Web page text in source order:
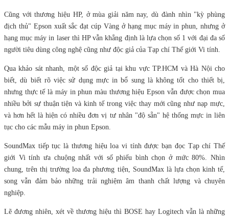
Cũng với thương hiệu HP, ở mùa giải năm nay, dù đành nhìn "kỳ phùng
địch thủ" Epson xuất sắc đạt cúp Vàng ở hạng mục máy in phun, nhưng ở
hạng mục máy in laser thì HP vẫn khẳng định là lựa chọn số 1 với đại đa số
người tiêu dùng công nghệ cũng như độc giả của Tạp chí Thế giới Vi tính.
Qua khảo sát nhanh, một số độc giả tại khu vực TP.HCM và Hà Nội cho
biết, dù biết rõ việc sử dụng mực in bổ sung là không tốt cho thiết bị,
nhưng thực tế là máy in phun màu thương hiệu Epson vẫn được chọn mua
nhiều bởi sự thuận tiện và kinh tế trong việc thay mới cũng như nạp mực,
và hơn hết là hiện có nhiều đơn vị tư nhân "độ sẵn" hệ thống mực in liên
tục cho các mẫu máy in phun Epson.
SoundMax tiếp tục là thương hiệu loa vi tính được bạn đọc Tạp chí Thế
giới Vi tính ưa chuộng nhất với số phiếu bình chọn ở mức 80%. Nhìn
chung, trên thị trường loa đa phương tiện, SoundMax là lựa chọn kinh tế,
song vẫn đảm bảo những trải nghiệm âm thanh chất lượng và chuyên
nghiệp.
Lẽ đương nhiên, xét về thương hiệu thì BOSE hay Logitech vẫn là những